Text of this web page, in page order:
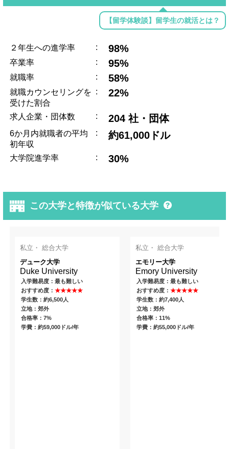
【留学体験談】留学生の就活とは？
２年生への進学率 : 98%
卒業率 : 95%
就職率 : 58%
就職カウンセリングを
受けた割合
: 22%
求人企業・団体数 : 204 社・団体
6か月内就職者の平均
初年収
: 約61,000ドル
大学院進学率 : 30%
この大学と特徴が似ている大学
私立・ 総合大学
デューク大学
Duke University
入学難易度：最も難しい
おすすめ度：★★★★★
学生数：約6,500人
立地：郊外
合格率：7%
学費：約59,000ドル/年
私立・ 総合大学
エモリー大学
Emory University
入学難易度：最も難しい
おすすめ度： ★★★★★
学生数：約7,400人
立地：郊外
合格率：11%
学費：約55,000ドル/年